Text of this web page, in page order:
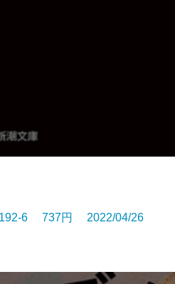
6 737円 2022/04/26